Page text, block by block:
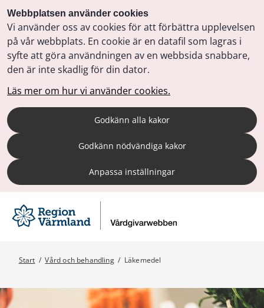
Webbplatsen använder cookies
Vi använder oss av cookies för att förbättra upplevelsen
på vår webbplats. En cookie är en datafil som lagras i
syfte att göra användningen av en webbsida snabbare,
den är inte skadlig för din dator.
Läs mer om hur vi använder cookies.
Godkänn alla kakor
Godkänn nödvändiga kakor
Anpassa inställningar
Start / Vård och behandling / Läkemedel